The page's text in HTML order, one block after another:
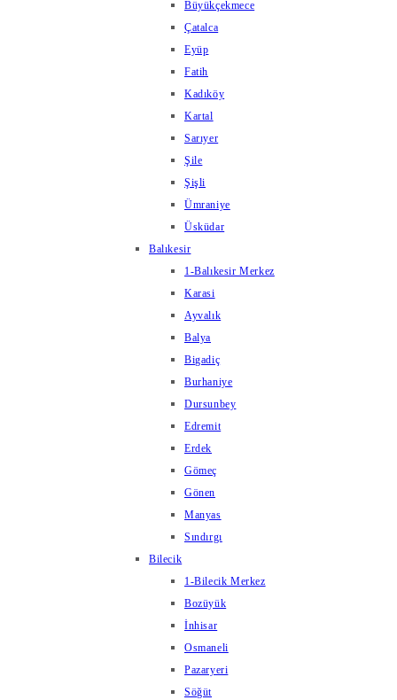
Büyükçekmece
Çatalca
Eyüp
Fatih
Kadıköy
Kartal
Sarıyer
Şile
Şişli
Ümraniye
Üsküdar
Balıkesir
1-Balıkesir Merkez
Karasi
Ayvalık
Balya
Bigadiç
Burhaniye
Dursunbey
Edremit
Erdek
Gömeç
Gönen
Manyas
Sındırgı
Bilecik
1-Bilecik Merkez
Bozüyük
İnhisar
Osmaneli
Pazaryeri
Söğüt